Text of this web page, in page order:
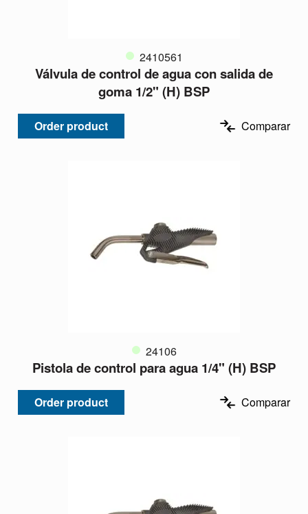
2410561
Válvula de control de agua con salida de
goma 1/2" (H) BSP
Order product Comparar
24106
Pistola de control para agua 1/4" (H) BSP
Order product Comparar